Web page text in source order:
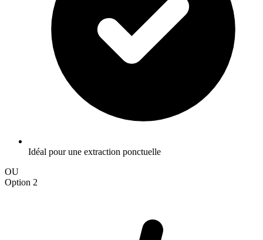
Idéal pour une extraction ponctuelle
OU
Option 2